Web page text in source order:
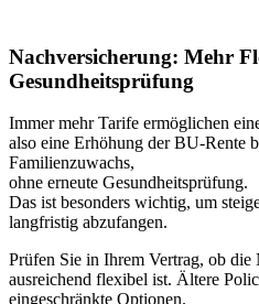
Nachversicherung: Mehr
Gesundheitsprüfung
Immer mehr Tarife ermöglichen
also eine Erhöhung der BU-Rente
Familienzuwachs,
ohne erneute Gesundheitsprüfung.
Das ist besonders wichtig, um
langfristig abzufangen.
Prüfen Sie in Ihrem Vertrag, ob die
ausreichend flexibel ist. Ältere
eingeschränkte Optionen.